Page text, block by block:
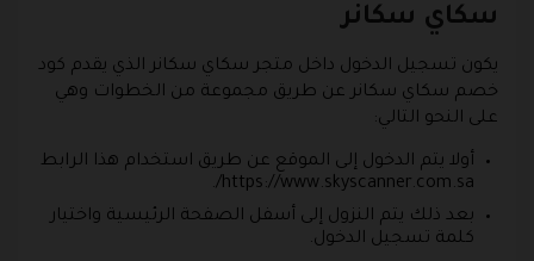
سكاي سكانر
يكون تسجيل الدخول داخل متجر سكاي سكانر الذي يقدم كود
خصم سكاي سكانر عن طريق مجموعة من الخطوات وهي
على النحو التالي:
أولا يتم الدخول إلى الموقع عن طريق استخدام هذا الرابط
https://www.skyscanner.com.sa/.
بعد ذلك يتم النزول إلى أسفل الصفحة الرئيسية واختيار
كلمة تسجيل الدخول.